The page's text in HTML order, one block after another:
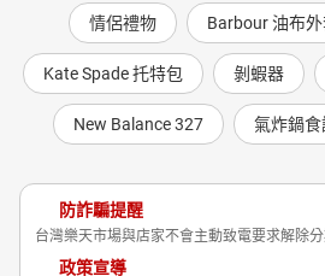
情侶禮物 Barbour 油布
Kate Spade 托特包 剝蝦器
New Balance 327 氣炸鍋食
防詐騙提醒
台灣樂天市場與店家不會主動致電要求解除
政策宣導